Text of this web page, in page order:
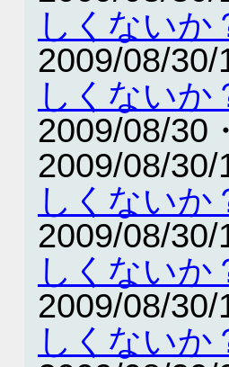
しくないか
2009/08/
しくないか
2009/08/30
2009/08/
しくないか
2009/08/
しくないか
2009/08/
しくないか